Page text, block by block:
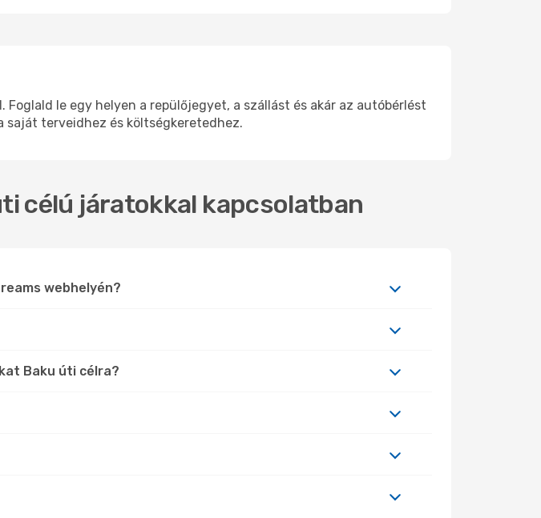
le egy helyen a repülőjegyet, a szállást és akár az autóbérlést
saját terveidhez és költségkeretedhez.
célú járatokkal kapcsolatban
webhelyén?
Baku úti célra?